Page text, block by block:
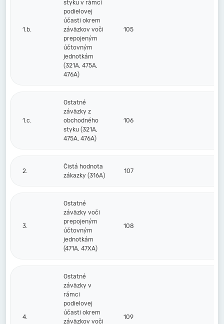
1.b.
styku v rámci
podielovej
účasti okrem
záväzkov voči
prepojeným
účtovným
jednotkám
(321A, 475A,
476A)
105
1.c.
Ostatné
záväzky z
obchodného
styku (321A,
475A, 476A)
106
2.
Čistá hodnota
zákazky (316A)
107
3.
Ostatné
záväzky voči
prepojeným
účtovným
jednotkám
(471A, 47XA)
108
4.
Ostatné
záväzky v
rámci
podielovej
účasti okrem
záväzkov voči
109